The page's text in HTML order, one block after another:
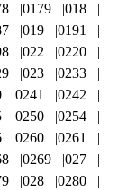
0179
018
019
0191
022
0220
023
0233
0241
0242
0250
0254
0260
0261
0269
027
028
0280